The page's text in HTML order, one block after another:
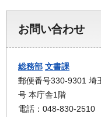
お問い合わせ
総務部 文書課
郵便番号330-9301 埼
号 本庁舎1階
電話：048-830-2510